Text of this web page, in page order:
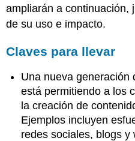
ampliarán a continuación,
de su uso e impacto.
Claves para llevar
Una nueva generación
está permitiendo a los
la creación de
Ejemplos incluyen
redes sociales, blogs